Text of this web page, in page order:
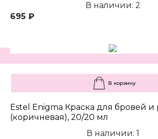
В наличии: 2
695 ₽
В корзину
Estel Enigma Краска для бровей
(коричневая), 20/20 мл
В наличии: 1